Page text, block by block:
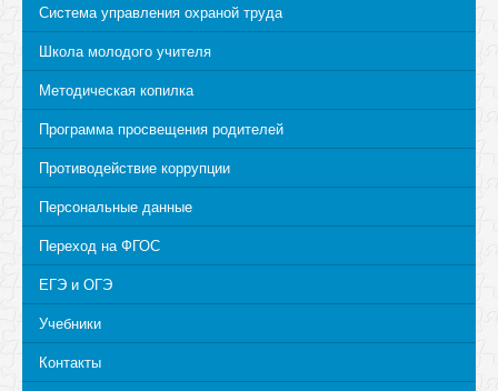
Система управления охраной труда
Школа молодого учителя
Методическая копилка
Программа просвещения родителей
Противодействие коррупции
Персональные данные
Переход на ФГОС
ЕГЭ и ОГЭ
Учебники
Контакты